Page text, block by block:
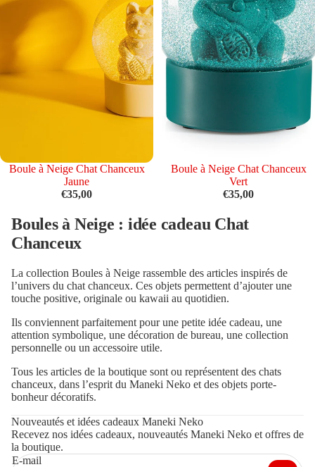
Épuisé
Boule à Neige Chat Chanceux
Jaune
€35,00
Épuisé
Boule à Neige Chat Chanceux
Vert
€35,00
Boules à Neige : idée cadeau Chat
Chanceux
La collection Boules à Neige rassemble des articles inspirés de
l’univers du chat chanceux. Ces objets permettent d’ajouter une
touche positive, originale ou kawaii au quotidien.
Ils conviennent parfaitement pour une petite idée cadeau, une
attention symbolique, une décoration de bureau, une collection
personnelle ou un accessoire utile.
Tous les articles de la boutique sont ou représentent des chats
chanceux, dans l’esprit du Maneki Neko et des objets porte-
bonheur décoratifs.
Nouveautés et idées cadeaux Maneki Neko
Recevez nos idées cadeaux, nouveautés Maneki Neko et offres de
la boutique.
E-mail